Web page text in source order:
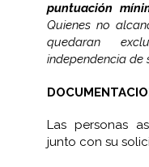
puntuación
Quienes no
quedaran
independencia de
Las personas
junto con su